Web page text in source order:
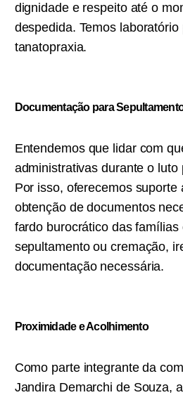
dignidade e respeito até o
despedida. Temos laboratório
tanatopraxia.
Documentação para
Entendemos que lidar com
administrativas durante o luto
Por isso, oferecemos suporte
obtenção de documentos
fardo burocrático das famílias
sepultamento ou cremação,
documentação necessária.
Proximidade e Acolhimento
Como parte integrante da
Jandira Demarchi de Souza,